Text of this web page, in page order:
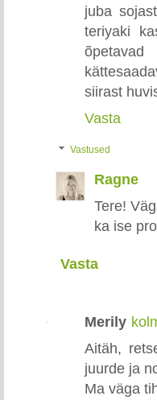
juba
teriyaki
siirast
Vasta
Vastused
Ragne
Tere!
ka ise
Vasta
Merily
Aitäh,
juurde ja
Ma väga